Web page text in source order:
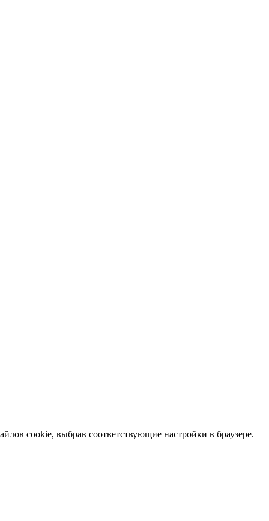
cookie, выбрав соответствующие настройки в браузере.